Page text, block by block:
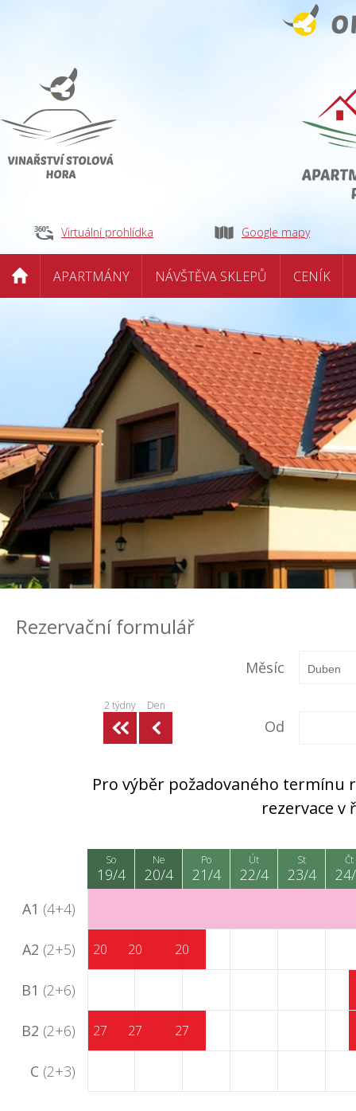
Virtuální prohlídka Google mapy
APARTMÁNY NÁVŠTĚVA SKLEPŮ CENÍK
Rezervační formulář
Měsíc
2 týdny Den
Od
Pro výběr požadovaného termínu
rezervace
A1 (4+4)
A2 (2+5)
B1 (2+6)
B2 (2+6)
C (2+3)
So
19/4
Ne
20/4
Po
21/4
Út
22/4
St
23/4
Čt
20 20 20
27 27 27